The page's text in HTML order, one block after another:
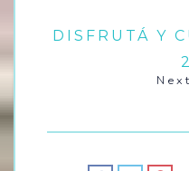
DISFRUTÁ Y